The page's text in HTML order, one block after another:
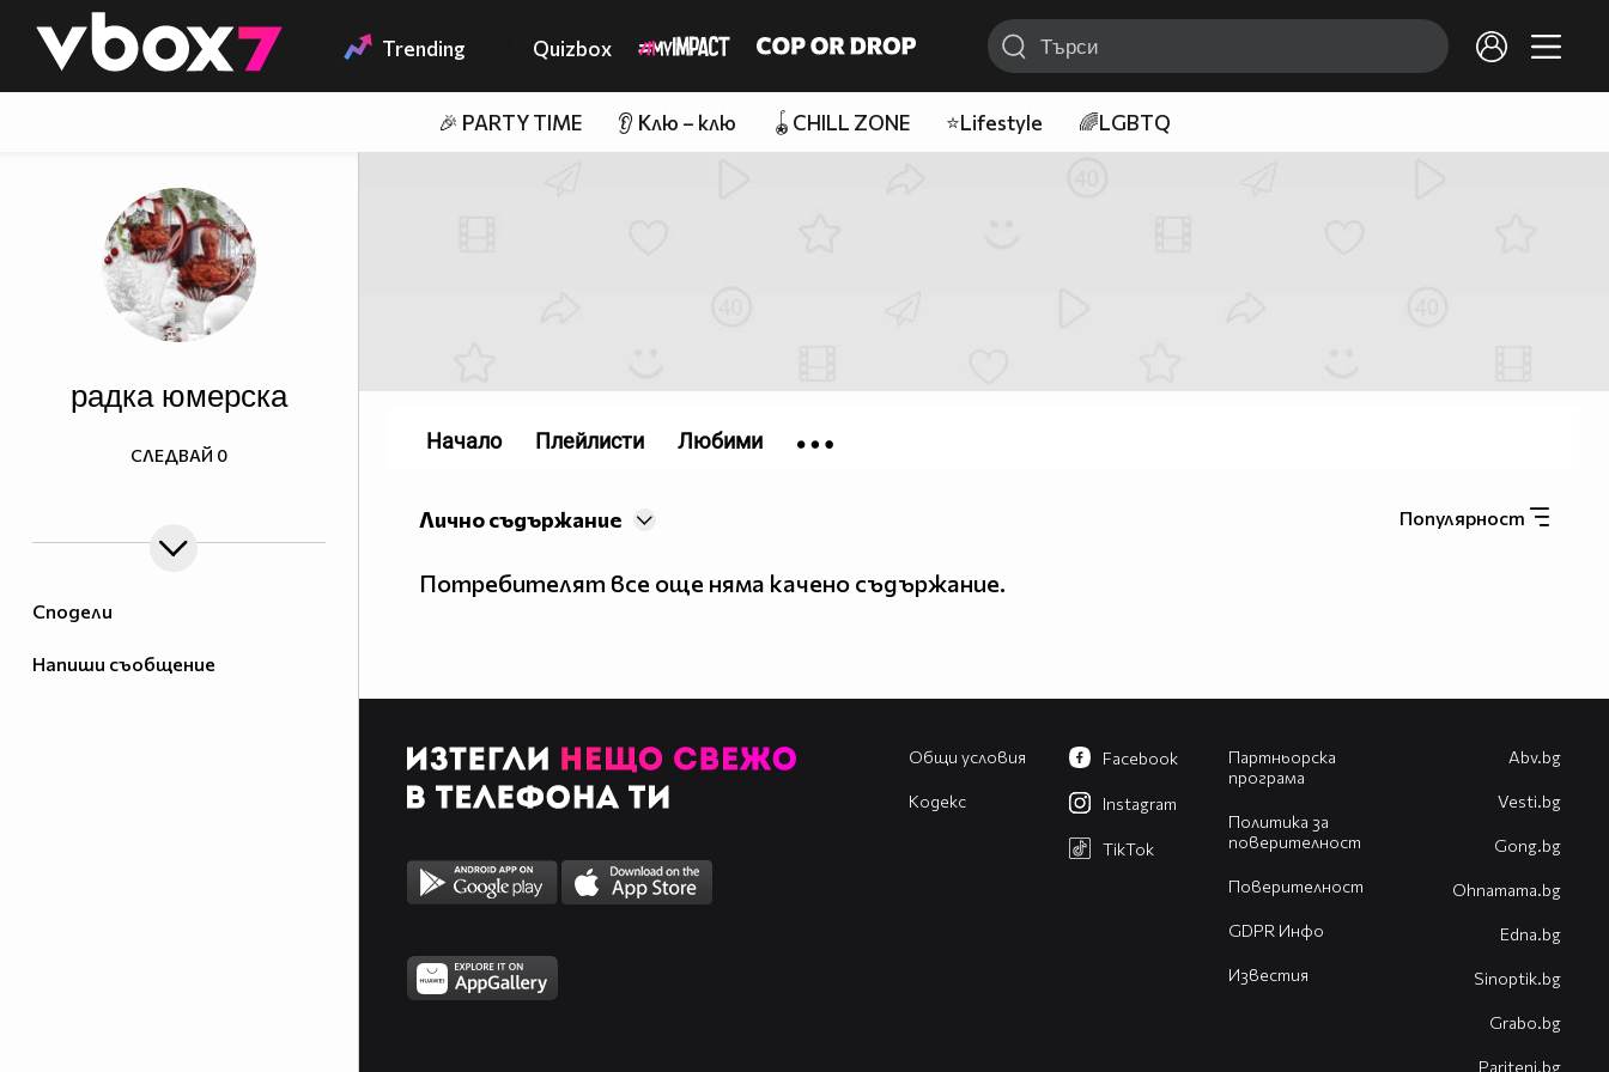
👾 Trending Quizbox
🎉 PARTY TIME 👂 Клю – клю 🪀CHILL ZONE ⭐Lifestyle 🌈LGBTQ
Сподели
Напиши съобщение
радка юмерска
СЛЕДВАЙ 0
Популярност
Лично съдържание
Потребителят все още няма качено съдържание.
Начало Плейлисти Любими
Общи условия
Кодекс
Партньорска
програма
Политика за
поверителност
Поверителност
GDPR Инфо
Известия
Facebook
Instagram
TikTok
Abv.bg
Vesti.bg
Gong.bg
Оhnamama.bg
Edna.bg
Sinoptik.bg
Grabo.bg
Pariteni.bg